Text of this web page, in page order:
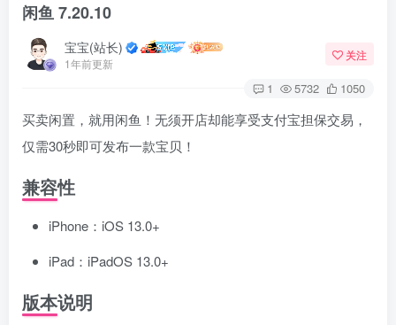
闲鱼 7.20.10
宝宝(站长)
1年前更新
关注
1 5732 1050
买卖闲置，就用闲鱼！无须开店却能享受支付宝担保交易，
仅需30秒即可发布一款宝贝！
兼容性
iPhone：iOS 13.0+
iPad：iPadOS 13.0+
版本说明